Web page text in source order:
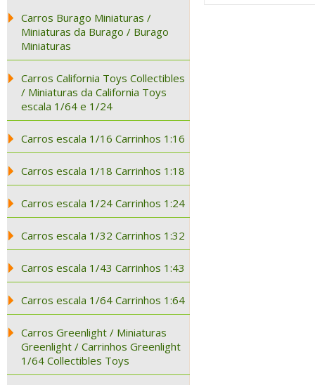
Carros Burago Miniaturas /
Miniaturas da Burago / Burago
Miniaturas
Carros California Toys Collectibles
/ Miniaturas da California Toys
escala 1/64 e 1/24
Carros escala 1/16 Carrinhos 1:16
Carros escala 1/18 Carrinhos 1:18
Carros escala 1/24 Carrinhos 1:24
Carros escala 1/32 Carrinhos 1:32
Carros escala 1/43 Carrinhos 1:43
Carros escala 1/64 Carrinhos 1:64
Carros Greenlight / Miniaturas
Greenlight / Carrinhos Greenlight
1/64 Collectibles Toys